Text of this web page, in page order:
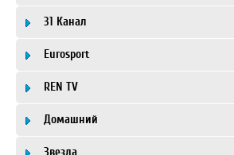
31 Канал
Eurosport
REN TV
Домашний